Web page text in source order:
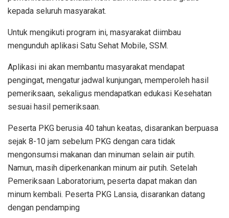
kepada seluruh masyarakat.
Untuk mengikuti program ini, masyarakat diimbau
mengunduh aplikasi Satu Sehat Mobile, SSM.
Aplikasi ini akan membantu masyarakat mendapat
pengingat, mengatur jadwal kunjungan, memperoleh hasil
pemeriksaan, sekaligus mendapatkan edukasi Kesehatan
sesuai hasil pemeriksaan.
Peserta PKG berusia 40 tahun keatas, disarankan berpuasa
sejak 8-10 jam sebelum PKG dengan cara tidak
mengonsumsi makanan dan minuman selain air putih.
Namun, masih diperkenankan minum air putih. Setelah
Pemeriksaan Laboratorium, peserta dapat makan dan
minum kembali. Peserta PKG Lansia, disarankan datang
dengan pendamping